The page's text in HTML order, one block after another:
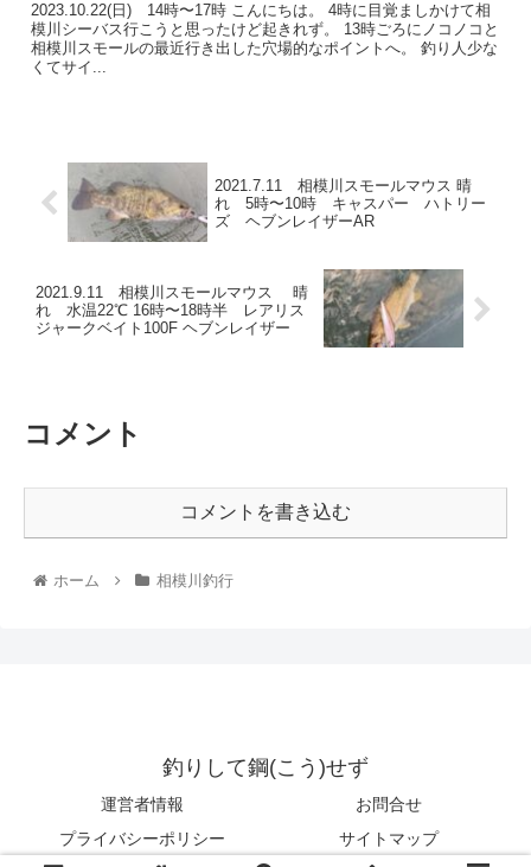
2023.10.22(日) 14時〜17時 こんにちは。 4時に目覚ましかけて相
模川シーバス行こうと思ったけど起きれず。 13時ごろにノコノコと
相模川スモールの最近行き出した穴場的なポイントへ。 釣り人少な
くてサイ...
2021.7.11 相模川スモールマウス 晴
れ 5時〜10時 キャスパー ハトリー
ズ ヘブンレイザーAR
2021.9.11 相模川スモールマウス 晴
れ 水温22℃ 16時〜18時半 レアリス
ジャークベイト100F ヘブンレイザー
コメント
コメントを書き込む
ホーム 相模川釣行
釣りして鋼(こう)せず
運営者情報
お問合せ
プライバシーポリシー
サイトマップ